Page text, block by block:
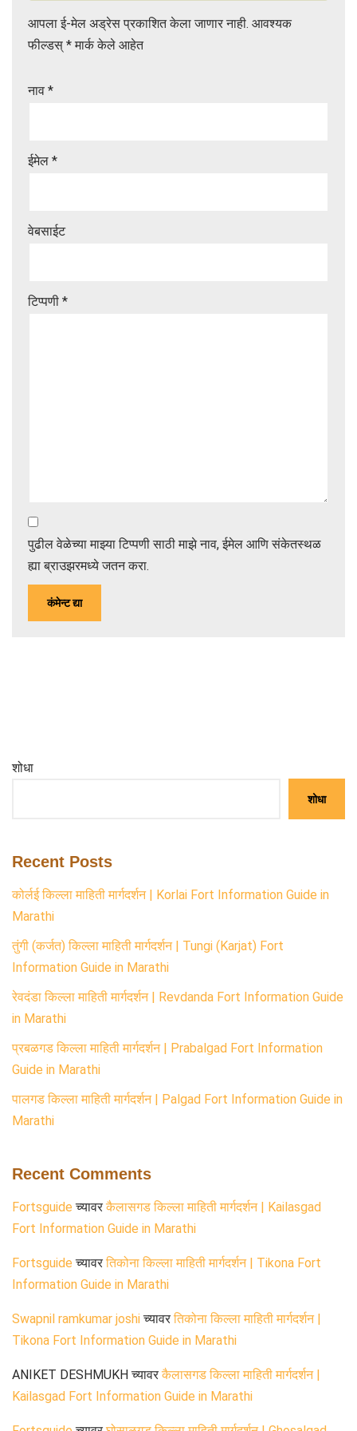
A
p
e
आपला ई-मेल अड्रेस प्रकाशित केला जाणार नाही. आवश्यक
फील्डस् *मार्क केले आहेत
नाव *
ईमेल *
वेबसाईट
टिप्पणी *
पुढील वेळेच्या माझ्या टिप्पणी साठी माझे नाव, ईमेल आणि संकेतस्थळ
ह्या ब्राउझरमध्ये जतन करा.
शोधा
शोधा
Recent Posts
कोर्लई किल्ला माहिती मार्गदर्शन | Korlai Fort Information Guide in
Marathi
तुंगी (कर्जत) किल्ला माहिती मार्गदर्शन | Tungi (Karjat) Fort
Information Guide in Marathi
रेवदंडा किल्ला माहिती मार्गदर्शन | Revdanda Fort Information Guide
in Marathi
प्रबळगड किल्ला माहिती मार्गदर्शन | Prabalgad Fort Information
Guide in Marathi
पालगड किल्ला माहिती मार्गदर्शन | Palgad Fort Information Guide in
Marathi
Recent Comments
Fortsguide च्यावरकैलासगड किल्ला माहिती मार्गदर्शन | Kailasgad
Fort Information Guide in Marathi
Fortsguide च्यावरतिकोना किल्ला माहिती मार्गदर्शन | Tikona Fort
Information Guide in Marathi
Swapnil ramkumar joshiच्यावरतिकोना किल्ला माहिती मार्गदर्शन |
Tikona Fort Information Guide in Marathi
ANIKET DESHMUKH च्यावरकैलासगड किल्ला माहिती मार्गदर्शन |
Kailasgad Fort Information Guide in Marathi